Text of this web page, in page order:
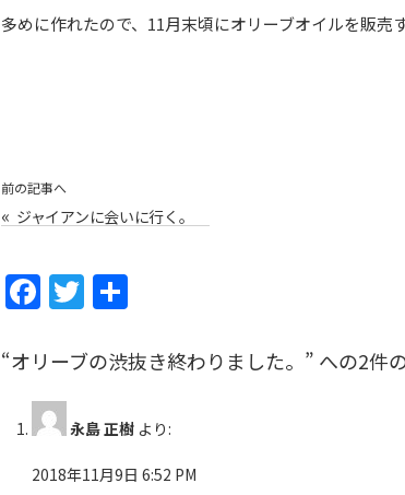
多めに作れたので、11月末頃にオリーブオイルを販売
前の記事へ
« ジャイアンに会いに行く。
F
c
e
b
o
T
itt
“オリーブの渋抜き終わりました。” への2件
永島 正樹 より:
2018年11月9日 6:52 PM